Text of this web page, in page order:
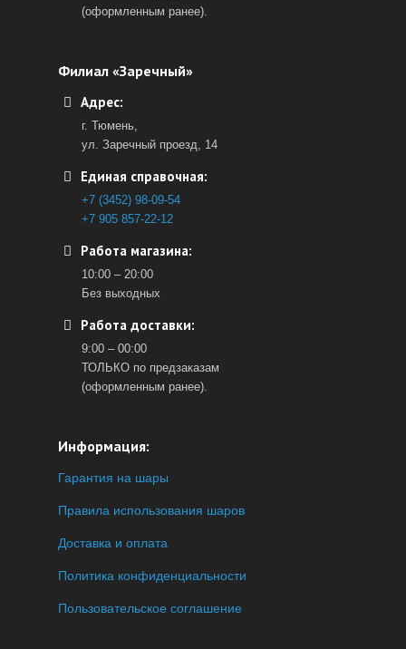
(оформленным ранее).
Филиал «Заречный»
Адрес:
г. Тюмень,
ул. Заречный проезд, 14
Единая справочная:
+7 (3452) 98-09-54
+7 905 857-22-12
Работа магазина:
10:00 – 20:00
Без выходных
Работа доставки:
9:00 – 00:00
ТОЛЬКО по предзаказам
(оформленным ранее).
Информация:
Гарантия на шары
Правила использования шаров
Доставка и оплата
Политика конфиденциальности
Пользовательское соглашение